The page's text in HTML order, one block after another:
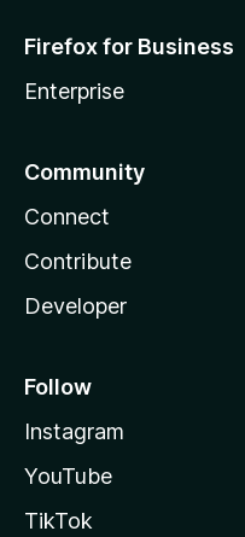
Firefox for Business
Enterprise
Community
Connect
Contribute
Developer
Follow
Instagram
YouTube
TikTok